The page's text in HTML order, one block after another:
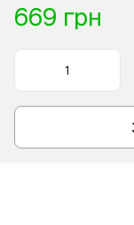
669 грн